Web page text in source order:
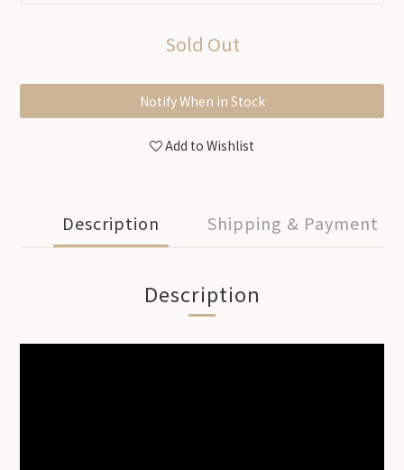
Sold Out
Notify When in Stock
Add to Wishlist
Description Shipping & Payment
Description